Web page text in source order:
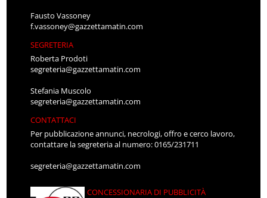
Fausto Vassoney
f.vassoney@gazzettamatin.com
SEGRETERIA
Roberta Prodoti
segreteria@gazzettamatin.com
Stefania Muscolo
segreteria@gazzettamatin.com
CONTATTACI
Per pubblicazione annunci, necrologi, offro e cerco lavoro,
contattare la segreteria al numero: 0165/231711
segreteria@gazzettamatin.com
CONCESSIONARIA DI PUBBLICITÀ